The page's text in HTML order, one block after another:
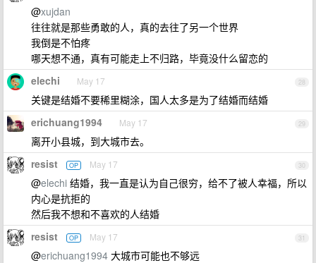
@xujdan
往往就是那些勇敢的人，真的去往了另一个世界
我倒是不怕疼
哪天想不通，真有可能走上不归路，毕竟没什么留恋的
28
elechi May 17
关键是结婚不要稀里糊涂，国人太多是为了结婚而结婚
29
erichuang1994 May 17
离开小县城，到大城市去。
30
resist OP May 17
@elechi 结婚，我一直是认为自己很穷，给不了被人幸福，所以
内心是抗拒的
然后我不想和不喜欢的人结婚
31
resist OP May 17
@erichuang1994 大城市可能也不够远